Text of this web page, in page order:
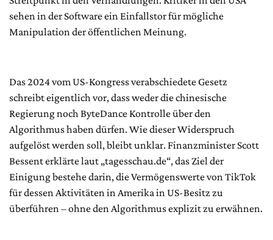
sehen in der Software ein Einfallstor für mögliche
Manipulation der öffentlichen Meinung.
Das 2024 vom US-Kongress verabschiedete Gesetz
schreibt eigentlich vor, dass weder die chinesische
Regierung noch ByteDance Kontrolle über den
Algorithmus haben dürfen. Wie dieser Widerspruch
aufgelöst werden soll, bleibt unklar. Finanzminister Scott
Bessent erklärte laut „tagesschau.de“, das Ziel der
Einigung bestehe darin, die Vermögenswerte von TikTok
für dessen Aktivitäten in Amerika in US-Besitz zu
überführen – ohne den Algorithmus explizit zu erwähnen.